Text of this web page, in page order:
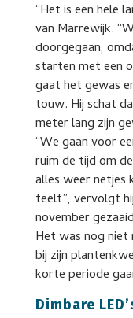
“Het is een hele
van Marrewijk.
doorgegaan,
starten met een
gaat het gewas
touw. Hij schat
meter lang zijn
“We gaan voor
ruim de tijd om
alles weer netjes
teelt”, vervolgt
november
Het was nog niet
bij zijn
korte periode
Dimbare